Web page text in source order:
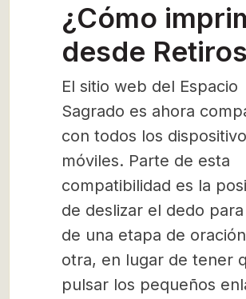
¿Cómo
desde
El sitio web del Espacio
Sagrado es ahora
con todos los
móviles. Parte de esta
compatibilidad es la
de deslizar el dedo
de una etapa de
otra, en lugar de tener
pulsar los pequeños